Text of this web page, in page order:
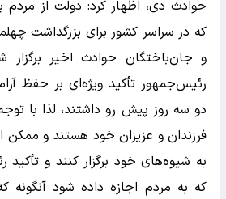
حوادث دی، اظهار کرد: دولت از
که در سراسر کشور برای بزرگداشت
و جان‌باختگان حوادث اخیر برگزار
رئیس‌جمهور تأکید ویژه‌ای بر حفظ
دو سه روز پیش رو داشتند، لذا با
فرزندان و عزیزان خود هستند و ممکن
به شیوه‌های خود برگزار کنند و
که به مردم اجازه داده شود آنگونه